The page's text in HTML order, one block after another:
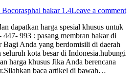
Bocorasphal bakar 1.4Leave a comment
dapatkan harga spesial khusus untuk
993 : pasang membran bakar di
Anda yang berdomisili di daerah
seluruh kota besar di Indonesia.hubungi
harga khusus Jika Anda berencana
baca artikel di bawah…